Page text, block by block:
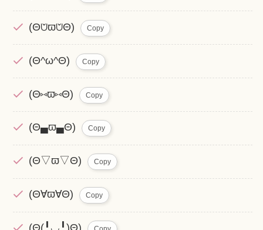
(Θ⩅ϖ⩅Θ) Copy
(Θ^ω^Θ) Copy
(Θ⑅ϖ⑅Θ) Copy
(Θ▄ϖ▄Θ) Copy
(Θ▽ϖ▽Θ) Copy
(Θ∀ϖ∀Θ) Copy